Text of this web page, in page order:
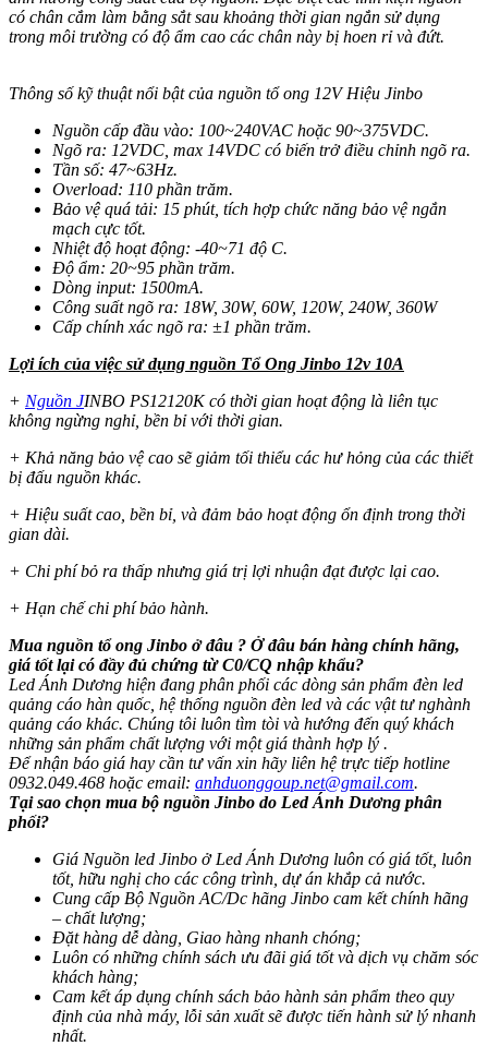
có chân cắm làm bằng sắt sau khoảng thời gian ngắn sử dụng
trong môi trường có độ ẩm cao các chân này bị hoen rỉ và đứt.
Thông số kỹ thuật nổi bật của nguồn tổ ong 12V Hiệu Jinbo
Nguồn cấp đầu vào: 100~240VAC hoặc 90~375VDC.
Ngõ ra: 12VDC, max 14VDC có biến trở điều chỉnh ngõ ra.
Tần số: 47~63Hz.
Overload: 110 phần trăm.
Bảo vệ quá tải: 15 phút, tích hợp chức năng bảo vệ ngắn
mạch cực tốt.
Nhiệt độ hoạt động: -40~71 độ C.
Độ ẩm: 20~95 phần trăm.
Dòng input: 1500mA.
Công suất ngõ ra: 18W, 30W, 60W, 120W, 240W, 360W
Cấp chính xác ngõ ra: ±1 phần trăm.
Lợi ích của việc sử dụng nguồn Tổ Ong Jinbo 12v 10A
+ Nguồn JINBO PS12120K có thời gian hoạt động là liên tục
không ngừng nghỉ, bền bỉ với thời gian.
+ Khả năng bảo vệ cao sẽ giảm tối thiểu các hư hỏng của các thiết
bị đấu nguồn khác.
+ Hiệu suất cao, bền bỉ, và đảm bảo hoạt động ổn định trong thời
gian dài.
+ Chi phí bỏ ra thấp nhưng giá trị lợi nhuận đạt được lại cao.
+ Hạn chế chi phí bảo hành.
Mua nguồn tổ ong Jinbo ở đâu ? Ở đâu bán hàng chính hãng,
giá tốt lại có đầy đủ chứng từ C0/CQ nhập khẩu?
Led Ánh Dương hiện đang phân phối các dòng sản phẩm đèn led
quảng cáo hàn quốc, hệ thống nguồn đèn led và các vật tư nghành
quảng cáo khác. Chúng tôi luôn tìm tòi và hướng đến quý khách
những sản phẩm chất lượng với một giá thành hợp lý .
Để nhận báo giá hay cần tư vấn xin hãy liên hệ trực tiếp hotline
0932.049.468 hoặc email: anhduonggoup.net@gmail.com.
Tại sao chọn mua bộ nguồn Jinbo do Led Ánh Dương phân
phối?
Giá Nguồn led Jinbo ở Led Ánh Dương luôn có giá tốt, luôn
tốt, hữu nghị cho các công trình, dự án khắp cả nước.
Cung cấp Bộ Nguồn AC/Dc hãng Jinbo cam kết chính hãng
– chất lượng;
Đặt hàng dễ dàng, Giao hàng nhanh chóng;
Luôn có những chính sách ưu đãi giá tốt và dịch vụ chăm sóc
khách hàng;
Cam kết áp dụng chính sách bảo hành sản phẩm theo quy
định của nhà máy, lỗi sản xuất sẽ được tiến hành sử lý nhanh
nhất.